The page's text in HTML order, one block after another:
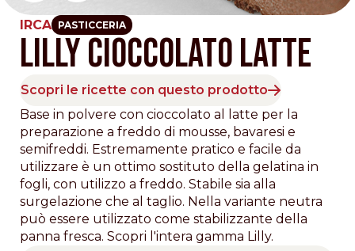
IRCA PASTICCERIA
LILLY CIOCCOLATO LATTE
Scopri le ricette con questo prodotto
Base in polvere con cioccolato al latte per la
preparazione a freddo di mousse, bavaresi e
semifreddi. Estremamente pratico e facile da
utilizzare è un ottimo sostituto della gelatina in
fogli, con utilizzo a freddo. Stabile sia alla
surgelazione che al taglio. Nella variante neutra
può essere utilizzato come stabilizzante della
panna fresca. Scopri l'intera gamma Lilly.